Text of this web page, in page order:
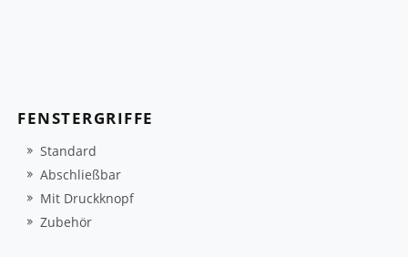
FENSTERGRIFFE
Standard
Abschließbar
Mit Druckknopf
Zubehör